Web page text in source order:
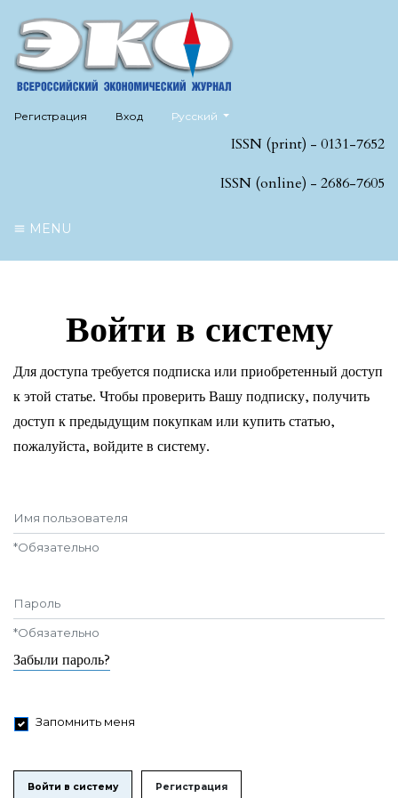
Регистрация Вход Русский
ISSN (print) - 0131-7652
ISSN (online) - 2686-7605
MENU
Войти в систему
Для доступа требуется подписка или приобретенный доступ
к этой статье. Чтобы проверить Вашу подписку, получить
доступ к предыдущим покупкам или купить статью,
пожалуйста, войдите в систему.
*Обязательно
*Обязательно
Забыли пароль?
Запомнить меня
Войти в систему Регистрация